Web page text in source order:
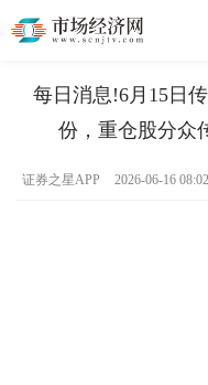
每日消息!6月15日
份，重仓股分众
证券之星APP 2026-06-16